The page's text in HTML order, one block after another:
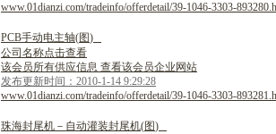
www.01dianzi.com/tradeinfo/offerdetail/39-1046-3303-
PCB手动电主轴(图)
公司名称点击查看
该会员所有供应信息 查看该会员企业网站
发布更新时间：2010-1-14 9:29:28
www.01dianzi.com/tradeinfo/offerdetail/39-1046-3303-
珠海封尾机 － 自动灌装封尾机(图)